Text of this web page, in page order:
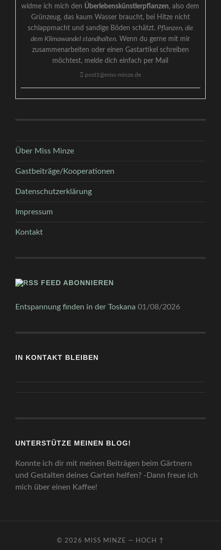
widme ich mich den Überlebenskünstlerpflanzen, also dem
Grünzeug, das kaum Wasser braucht, bei Hitze nicht
schlappmacht und sandige Böden schätzt. Pflanzen, die
dem Klimawandel standhalten. Wenn du gerne mit mir
zusammenarbeiten oder einen Gastartikel schreiben
möchtest, melde dich einfach per Mail
post1@miss-minze.de
Über Miss Minze
Gastbeiträge/Kooperationen
Datenschutzerklärung
Impressum
Kontakt
FEED ABONNIEREN
Entspannung finden in der Toskana 01/08/2026
IN KONTAKT BLEIBEN
UNTERSTÜTZE MEINEN BLOG!
Konnte ich dir mit meinen Beiträgen beim Gärtnern
und Gestalten deines Garten helfen? -Dann freue ich
mich über einen Kaffee!
© 2026 MISS MINZE — HOCH ↑